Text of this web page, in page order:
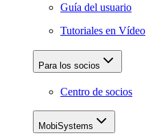
Guía del usuario
Tutoriales en Vídeo
Para los socios
Centro de socios
MobiSystems